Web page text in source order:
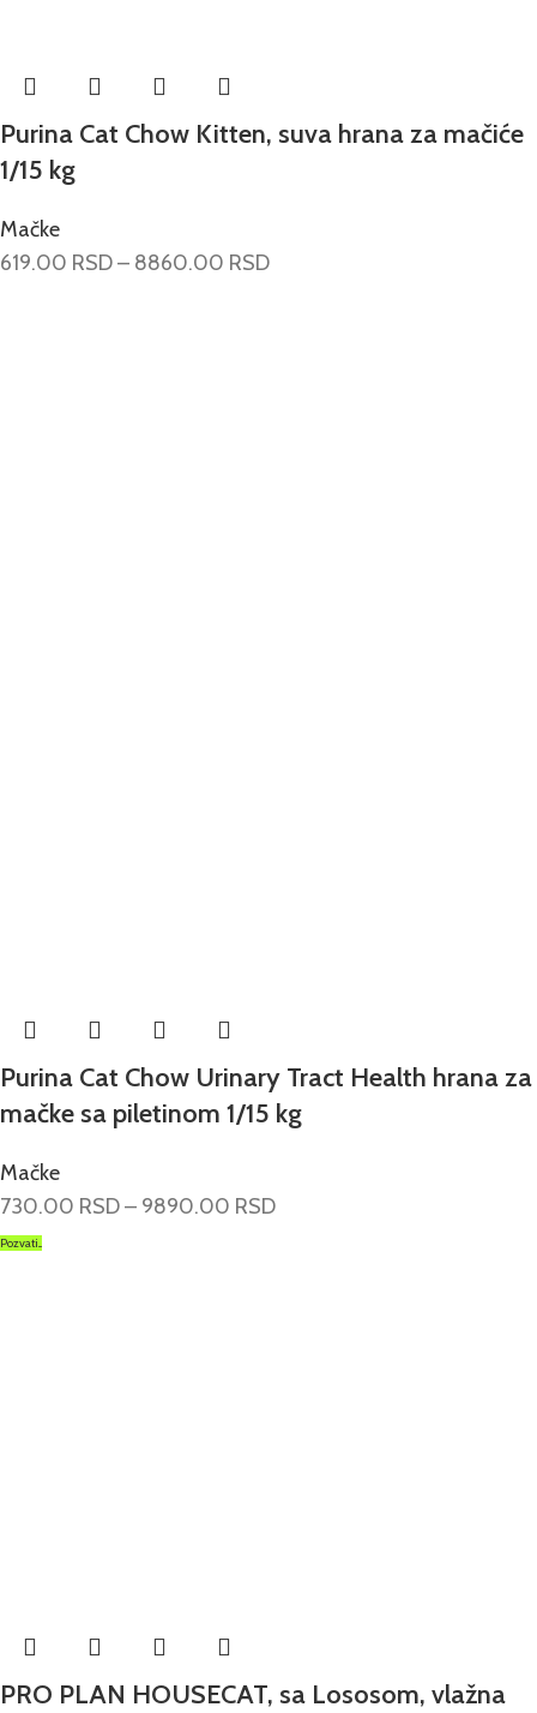
Purina Cat Chow Kitten, suva hrana za mačiće
1/15 kg
Mačke
619.00 RSD– 8860.00 RSD
Purina Cat Chow Urinary Tract Health hrana za
mačke sa piletinom 1/15 kg
Mačke
730.00 RSD– 9890.00 RSD
Pozvati...
PRO PLAN HOUSECAT, sa Lososom, vlažna